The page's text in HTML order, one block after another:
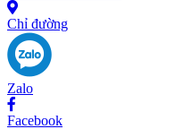
Chỉ đường
Zalo
Facebook